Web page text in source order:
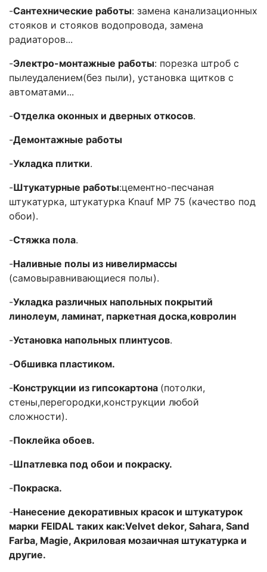
-Сантехнические работы: замена канализационных
стояков и стояков водопровода, замена
радиаторов...
-Электро-монтажные работы: порезка штроб с
пылеудалением(без пыли), установка щитков с
автоматами...
-Отделка оконных и дверных откосов.
-Демонтажные работы
-Укладка плитки.
-Штукатурные работы:цементно-песчаная
штукатурка, штукатурка Knauf MP 75 (качество под
обои).
-Стяжка пола.
-Наливные полы из нивелирмассы
(самовыравнивающиеся полы).
-Укладка различных напольных покрытий
линолеум, ламинат, паркетная доска,ковролин
-Установка напольных плинтусов.
-Обшивка пластиком.
-Конструкции из гипсокартона (потолки,
стены,перегородки,конструкции любой
сложности).
-Поклейка обоев.
-Шпатлевка под обои и покраску.
-Покраска.
-Нанесение декоративных красок и штукатурок
марки FEIDAL таких как:Velvet dekor, Sahara, Sand
Farba, Magie, Акриловая мозаичная штукатурка и
другие.